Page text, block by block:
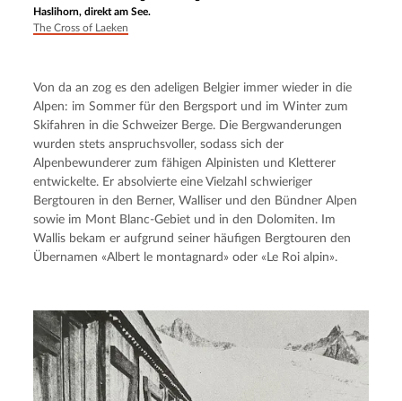
Haslihorn, direkt am See.
The Cross of Laeken
Von da an zog es den adeligen Belgier immer wieder in die
Alpen: im Sommer für den Bergsport und im Winter zum
Skifahren in die Schweizer Berge. Die Bergwanderungen
wurden stets anspruchsvoller, sodass sich der
Alpenbewunderer zum fähigen Alpinisten und Kletterer
entwickelte. Er absolvierte eine Vielzahl schwieriger
Bergtouren in den Berner, Walliser und den Bündner Alpen
sowie im Mont Blanc-Gebiet und in den Dolomiten. Im
Wallis bekam er aufgrund seiner häufigen Bergtouren den
Übernamen «Albert le montagnard» oder «Le Roi alpin».